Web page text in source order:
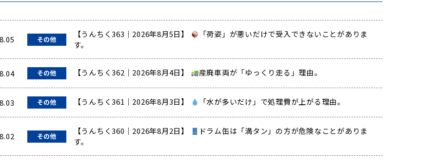
その他 【うんちく363｜2026年8月5日】
「荷姿」が悪いだけで受入できないことがありま
す。
その他 【うんちく362｜2026年8月4日】 産廃車両が「ゆっくり走る」理由。
その他 【うんちく361｜2026年8月3日】 「水が多いだけ」で処理費が上がる理由。
その他 【うんちく360｜2026年8月2日】
ドラム缶は「満タン」の方が危険なことがありま
す。